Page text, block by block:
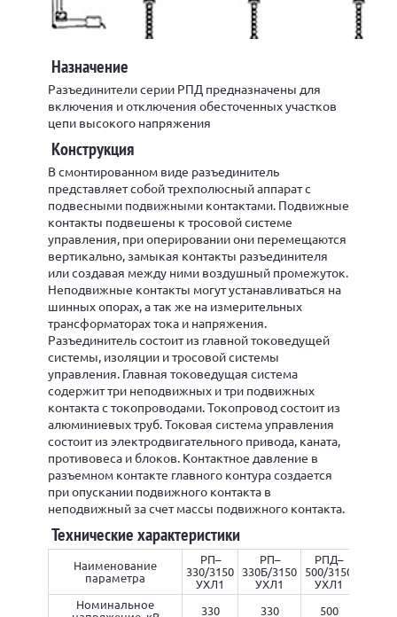
Назначение
Разъединители серии РПД предназначены для
включения и отключения обесточенных участков
цепи высокого напряжения
Конструкция
В смонтированном виде разъединитель
представляет собой трехполюсный аппарат с
подвесными подвижными контактами. Подвижные
контакты подвешены к тросовой системе
управления, при оперировании они перемещаются
вертикально, замыкая контакты разъединителя
или создавая между ними воздушный промежуток.
Неподвижные контакты могут устанавливаться на
шинных опорах, а так же на измерительных
трансформаторах тока и напряжения.
Разъединитель состоит из главной токоведущей
системы, изоляции и тросовой системы
управления. Главная токоведущая система
содержит три неподвижных и три подвижных
контакта с токопроводами. Токопровод состоит из
алюминиевых труб. Токовая система управления
состоит из электродвигательного привода, каната,
противовеса и блоков. Контактное давление в
разъемном контакте главного контура создается
при опускании подвижного контакта в
неподвижный за счет массы подвижного контакта.
Технические характеристики
Наименование
параметра
РП–
330/3150
УХЛ1
РП–
330Б/3150
УХЛ1
РПД–
500/3150
УХЛ1
Номинальное
330 330 500